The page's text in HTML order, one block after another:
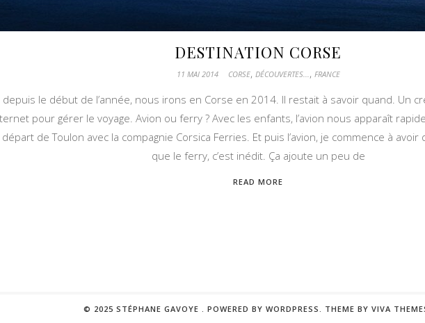
DESTINATION CORSE
11 MAI 2014 CORSE, DÉCOUVERTES..., FRANCE
depuis le début de l’année, nous irons en Corse en 2014. Il restait à savoir quand. Un
pour gérer le voyage. Avion ou ferry ? Avec les enfants, l’avion nous apparaît
de Toulon avec la compagnie Corsica Ferries. Et puis l’avion, je commence à
que le ferry, c’est inédit. Ça ajoute un peu de
READ MORE
© 2025 STÉPHANE GAVOYE .POWERED BY WORDPRESS. THEME BYVIVA